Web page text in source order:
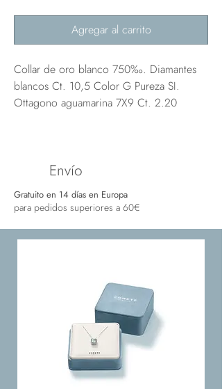
Agregar al carrito
Collar de oro blanco 750‰. Diamantes
blancos Ct. 10,5 Color G Pureza SI.
Ottagono aguamarina 7X9 Ct. 2.20
Envío
Gratuito en 14 días en Europa
para pedidos superiores a 60€